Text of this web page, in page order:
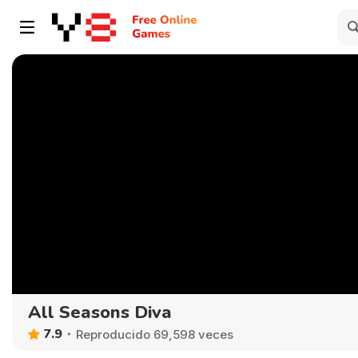
All Seasons Diva
7.9 Reproducido 69,598 veces